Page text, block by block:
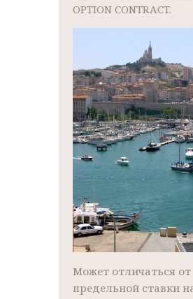
OPTION CONTRACT.
Может отличаться от
предельной ставки